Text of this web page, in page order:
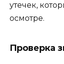
утечек,
осмотре.
Проверка